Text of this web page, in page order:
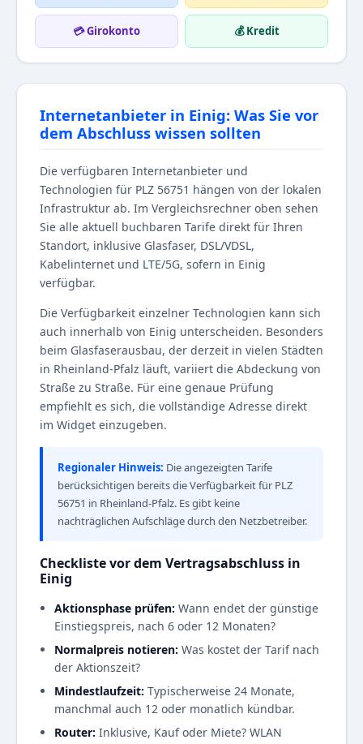
💳 Girokonto 💰 Kredit
Internetanbieter in Einig: Was Sie vor
dem Abschluss wissen sollten
Die verfügbaren Internetanbieter und
Technologien für PLZ 56751 hängen von der lokalen
Infrastruktur ab. Im Vergleichsrechner oben sehen
Sie alle aktuell buchbaren Tarife direkt für Ihren
Standort, inklusive Glasfaser, DSL/VDSL,
Kabelinternet und LTE/5G, sofern in Einig
verfügbar.
Die Verfügbarkeit einzelner Technologien kann sich
auch innerhalb von Einig unterscheiden. Besonders
beim Glasfaserausbau, der derzeit in vielen Städten
in Rheinland-Pfalz läuft, variiert die Abdeckung von
Straße zu Straße. Für eine genaue Prüfung
empfiehlt es sich, die vollständige Adresse direkt
im Widget einzugeben.
Regionaler Hinweis: Die angezeigten Tarife
berücksichtigen bereits die Verfügbarkeit für PLZ
56751 in Rheinland-Pfalz. Es gibt keine
nachträglichen Aufschläge durch den Netzbetreiber.
Checkliste vor dem Vertragsabschluss in
Einig
Aktionsphase prüfen: Wann endet der günstige
Einstiegspreis, nach 6 oder 12 Monaten?
Normalpreis notieren: Was kostet der Tarif nach
der Aktionszeit?
Mindestlaufzeit: Typischerweise 24 Monate,
manchmal auch 12 oder monatlich kündbar.
Router: Inklusive, Kauf oder Miete? WLAN